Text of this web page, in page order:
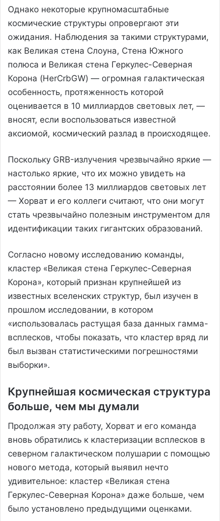
Однако некоторые крупномасштабные
космические структуры опровергают эти
ожидания. Наблюдения за такими структурами,
как Великая стена Слоуна, Стена Южного
полюса и Великая стена Геркулес-Северная
Корона (HerCrbGW) — огромная галактическая
особенность, протяженность которой
оценивается в 10 миллиардов световых лет, —
вносят, если воспользоваться известной
аксиомой, космический разлад в происходящее.
Поскольку GRB-излучения чрезвычайно яркие —
настолько яркие, что их можно увидеть на
расстоянии более 13 миллиардов световых лет
— Хорват и его коллеги считают, что они могут
стать чрезвычайно полезным инструментом для
идентификации таких гигантских образований.
Согласно новому исследованию команды,
кластер «Великая стена Геркулес-Северная
Корона», который признан крупнейшей из
известных вселенских структур, был изучен в
прошлом исследовании, в котором
«использовалась растущая база данных гамма-
всплесков, чтобы показать, что кластер вряд ли
был вызван статистическими погрешностями
выборки».
Крупнейшая космическая структура
больше, чем мы думали
Продолжая эту работу, Хорват и его команда
вновь обратились к кластеризации всплесков в
северном галактическом полушарии с помощью
нового метода, который выявил нечто
удивительное: кластер «Великая стена
Геркулес-Северная Корона» даже больше, чем
было установлено предыдущими оценками.